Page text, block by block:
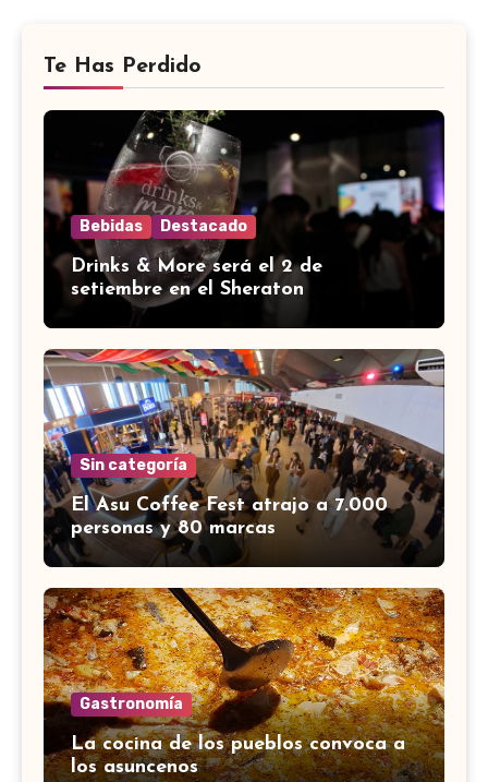
Te Has Perdido
Bebidas Destacado
Drinks & More será el 2 de
setiembre en el Sheraton
Sin categoría
El Asu Coffee Fest atrajo a 7.000
personas y 80 marcas
Gastronomía
La cocina de los pueblos convoca a
los asuncenos